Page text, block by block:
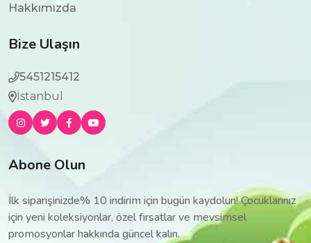
Hakkımızda
Bize Ulaşın
5451215412
İstanbul
Abone Olun
İlk siparişinizde% 10 indirim için bugün kaydolun! Çocuklarınız
için yeni koleksiyonlar, özel fırsatlar ve mevsimsel
promosyonlar hakkında güncel kalın.